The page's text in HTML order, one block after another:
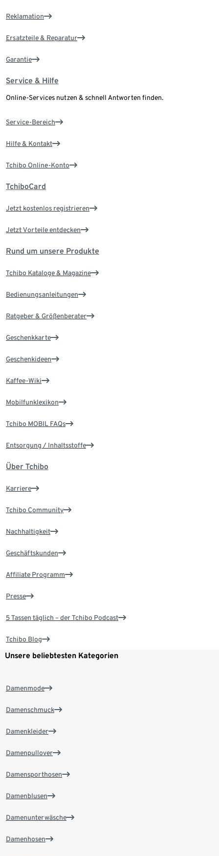
Reklamation
Ersatzteile & Reparatur
Garantie
Service & Hilfe
Online-Services nutzen & schnell Antworten finden.
Service-Bereich
Hilfe & Kontakt
Tchibo Online-Konto
TchiboCard
Jetzt kostenlos registrieren
Jetzt Vorteile entdecken
Rund um unsere Produkte
Tchibo Kataloge & Magazine
Bedienungsanleitungen
Ratgeber & Größenberater
Geschenkkarte
Geschenkideen
Kaffee-Wiki
Mobilfunklexikon
Tchibo MOBIL FAQs
Entsorgung / Inhaltsstoffe
Über Tchibo
Karriere
Tchibo Community
Nachhaltigkeit
Geschäftskunden
Affiliate Programm
Presse
5 Tassen täglich – der Tchibo Podcast
Tchibo Blog
Unsere beliebtesten Kategorien
Damenmode
Damenschmuck
Damenkleider
Damenpullover
Damensporthosen
Damenblusen
Damenunterwäsche
Damenhosen